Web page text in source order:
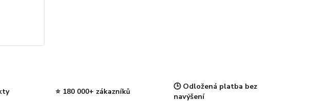
⭐ 180 000+ zákazníků
🕒 Odložená platba bez
navýšení